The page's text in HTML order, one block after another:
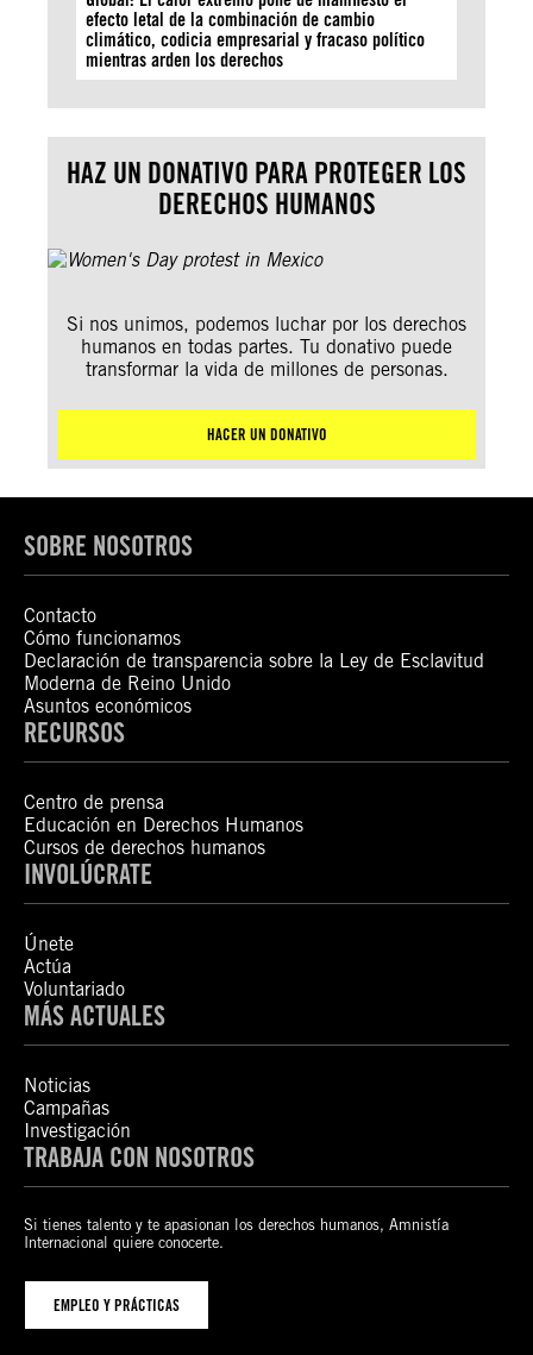
efecto letal de la combinación de cambio
climático, codicia empresarial y fracaso político
mientras arden los derechos
HAZ UN DONATIVO PARA PROTEGER LOS
DERECHOS HUMANOS
Si nos unimos, podemos luchar por los derechos
humanos en todas partes. Tu donativo puede
transformar la vida de millones de personas.
HACER UN DONATIVO
SOBRE NOSOTROS
Contacto
Cómo funcionamos
Declaración de transparencia sobre la Ley de Esclavitud
Moderna de Reino Unido
Asuntos económicos
RECURSOS
Centro de prensa
Educación en Derechos Humanos
Cursos de derechos humanos
INVOLÚCRATE
Únete
Actúa
Voluntariado
MÁS ACTUALES
Noticias
Campañas
Investigación
TRABAJA CON NOSOTROS
Si tienes talento y te apasionan los derechos humanos, Amnistía
Internacional quiere conocerte.
EMPLEO Y PRÁCTICAS